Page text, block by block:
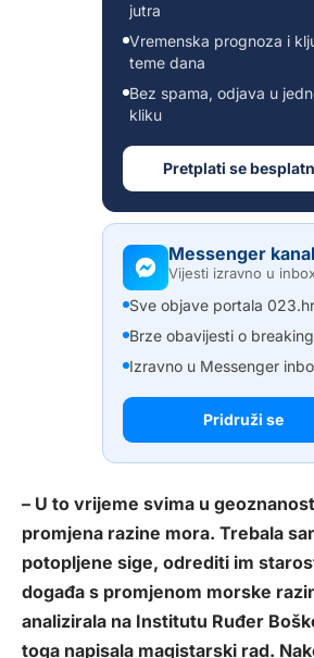
jutra
Vremenska prognoza i
teme dana
Bez spama, odjava u
kliku
Pretplati se
Messenger kanal
Vijesti izravno u
Sve objave portala 023.hr
Brze obavijesti o
Izravno u Messenger
Pridruži se
– U to vrijeme svima u
promjena razine mora. Trebala
potopljene sige, odrediti im
događa s promjenom morske
analizirala na Institutu Ruđer
toga napisala magistarski rad.